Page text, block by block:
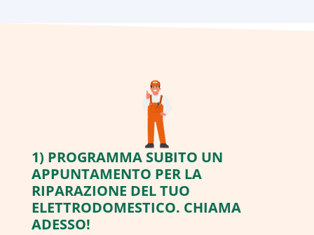
1) PROGRAMMA SUBITO UN
APPUNTAMENTO PER LA
RIPARAZIONE DEL TUO
ELETTRODOMESTICO. CHIAMA
ADESSO!